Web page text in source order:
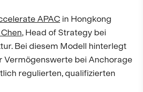
APAC in Hongkong
, Head of Strategy bei
Bei diesem Modell hinterlegt
Vermögenswerte bei Anchorage
regulierten, qualifizierten